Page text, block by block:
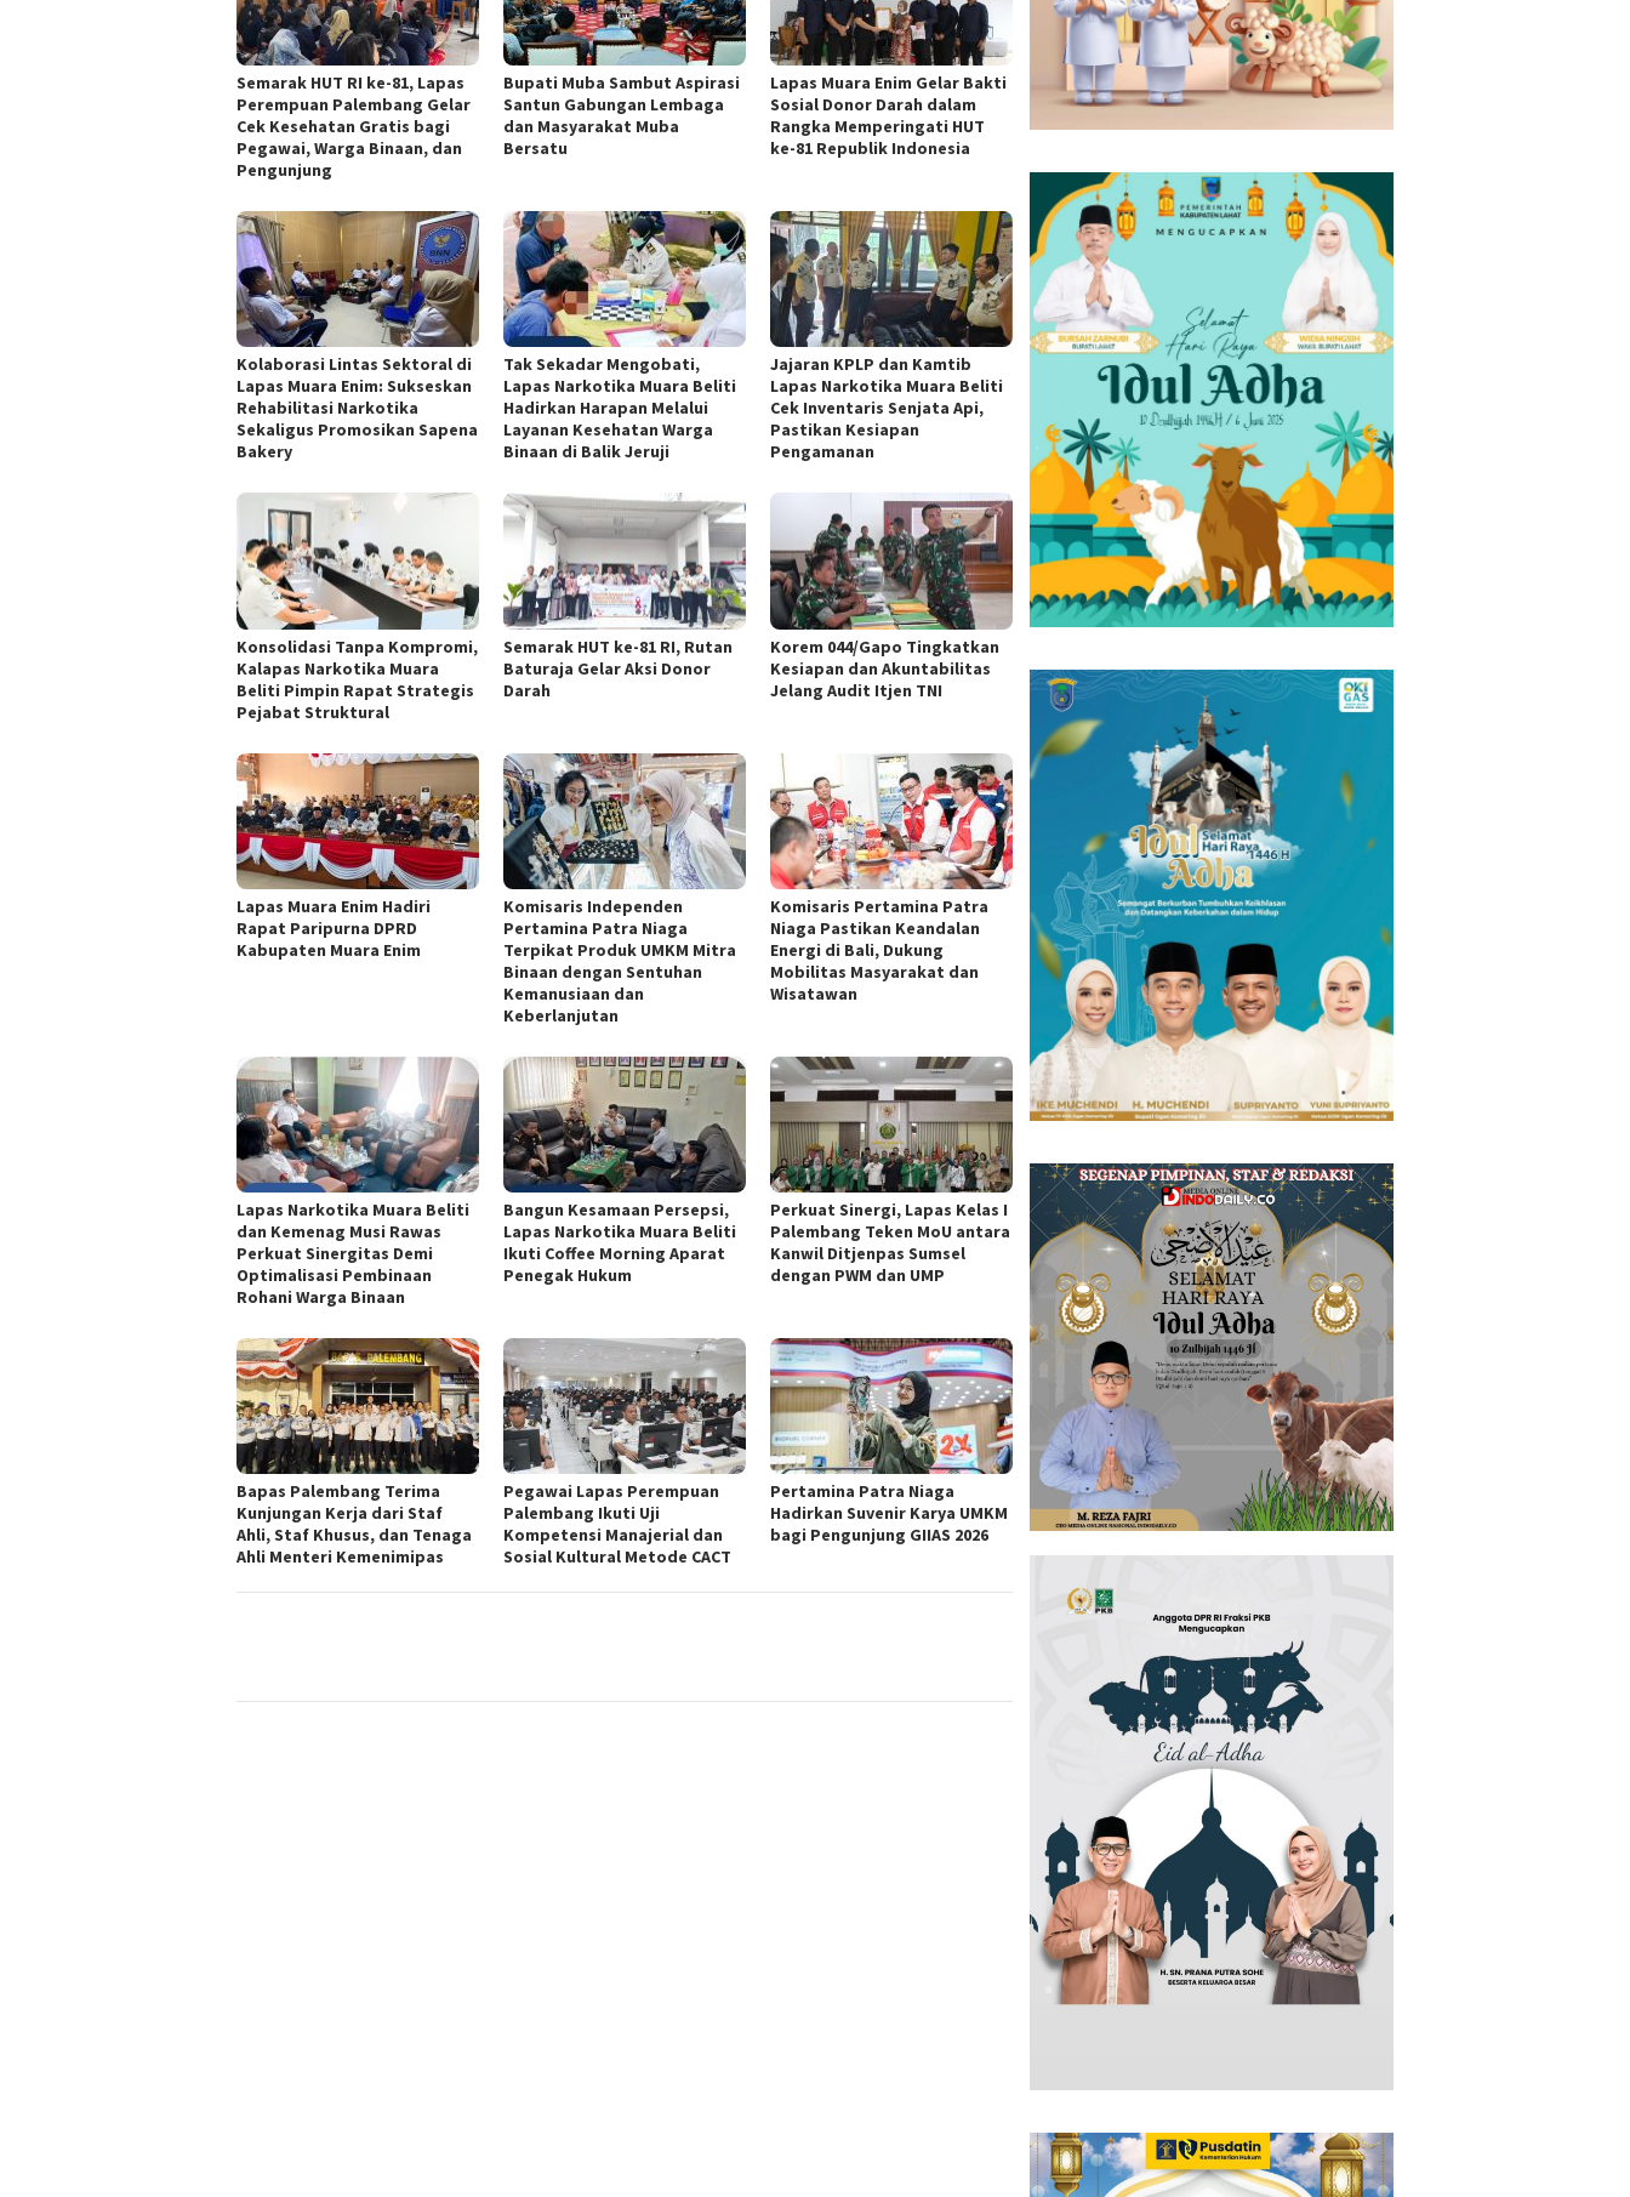
Semarak HUT RI ke-81, Lapas
Perempuan Palembang Gelar
Cek Kesehatan Gratis bagi
Pegawai, Warga Binaan, dan
Pengunjung
Bupati Muba Sambut Aspirasi
Santun Gabungan Lembaga
dan Masyarakat Muba
Bersatu
Lapas Muara Enim Gelar Bakti
Sosial Donor Darah dalam
Rangka Memperingati HUT
ke-81 Republik Indonesia
Kolaborasi Lintas Sektoral di
Lapas Muara Enim: Sukseskan
Rehabilitasi Narkotika
Sekaligus Promosikan Sapena
Bakery
Tak Sekadar Mengobati,
Lapas Narkotika Muara Beliti
Hadirkan Harapan Melalui
Layanan Kesehatan Warga
Binaan di Balik Jeruji
Jajaran KPLP dan Kamtib
Lapas Narkotika Muara Beliti
Cek Inventaris Senjata Api,
Pastikan Kesiapan
Pengamanan
Konsolidasi Tanpa Kompromi,
Kalapas Narkotika Muara
Beliti Pimpin Rapat Strategis
Pejabat Struktural
Semarak HUT ke-81 RI, Rutan
Baturaja Gelar Aksi Donor
Darah
Korem 044/Gapo Tingkatkan
Kesiapan dan Akuntabilitas
Jelang Audit Itjen TNI
Lapas Muara Enim Hadiri
Rapat Paripurna DPRD
Kabupaten Muara Enim
Komisaris Independen
Pertamina Patra Niaga
Terpikat Produk UMKM Mitra
Binaan dengan Sentuhan
Kemanusiaan dan
Keberlanjutan
Komisaris Pertamina Patra
Niaga Pastikan Keandalan
Energi di Bali, Dukung
Mobilitas Masyarakat dan
Wisatawan
Lapas Narkotika Muara Beliti
dan Kemenag Musi Rawas
Perkuat Sinergitas Demi
Optimalisasi Pembinaan
Rohani Warga Binaan
Bangun Kesamaan Persepsi,
Lapas Narkotika Muara Beliti
Ikuti Coffee Morning Aparat
Penegak Hukum
Perkuat Sinergi, Lapas Kelas I
Palembang Teken MoU antara
Kanwil Ditjenpas Sumsel
dengan PWM dan UMP
Bapas Palembang Terima
Kunjungan Kerja dari Staf
Ahli, Staf Khusus, dan Tenaga
Ahli Menteri Kemenimipas
Pegawai Lapas Perempuan
Palembang Ikuti Uji
Kompetensi Manajerial dan
Sosial Kultural Metode CACT
Pertamina Patra Niaga
Hadirkan Suvenir Karya UMKM
bagi Pengunjung GIIAS 2026